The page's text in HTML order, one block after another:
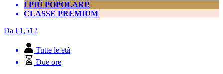
I PIÙ POPOLARI!
CLASSE PREMIUM
Da €1,512
Tutte le età
Due ore